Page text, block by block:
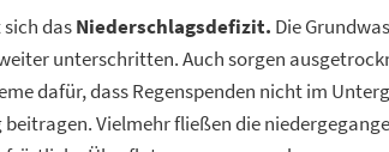
dasNiederschlagsdefizit. Die
unterschritten. Auch sorgen
dafür, dass Regenspenden nicht im
Vielmehr fließen die